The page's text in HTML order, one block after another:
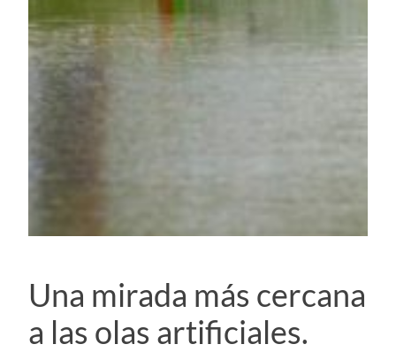
Una mirada más cercana
a las olas artificiales.